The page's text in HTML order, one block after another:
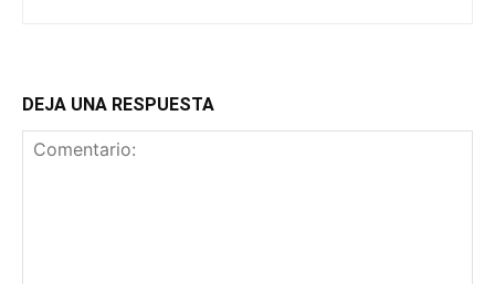
DEJA UNA RESPUESTA